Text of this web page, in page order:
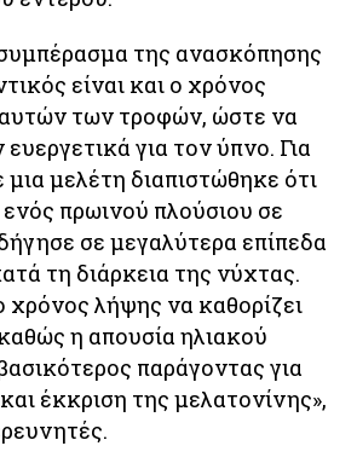
της ανασκόπησης
είναι και ο χρόνος
των τροφών, ώστε να
για τον ύπνο. Για
μια μελέτη διαπιστώθηκε ότι
πρωινού πλούσιου σε
σε μεγαλύτερα επίπεδα
τη διάρκεια της νύχτας.
χρόνος λήψης να καθορίζει
η απουσία ηλιακού
παράγοντας για
έκκριση της μελατονίνης»,